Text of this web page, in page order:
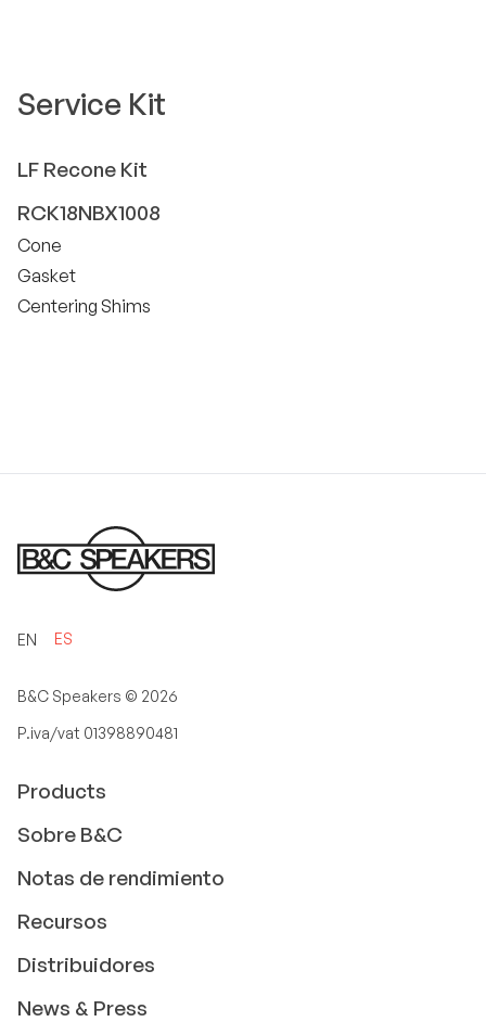
Service Kit
LF Recone Kit
RCK18NBX1008
Cone
Gasket
Centering Shims
EN ES
B&C Speakers © 2026
P.iva/vat 01398890481
Products
Sobre B&C
Notas de rendimiento
Recursos
Distribuidores
News & Press